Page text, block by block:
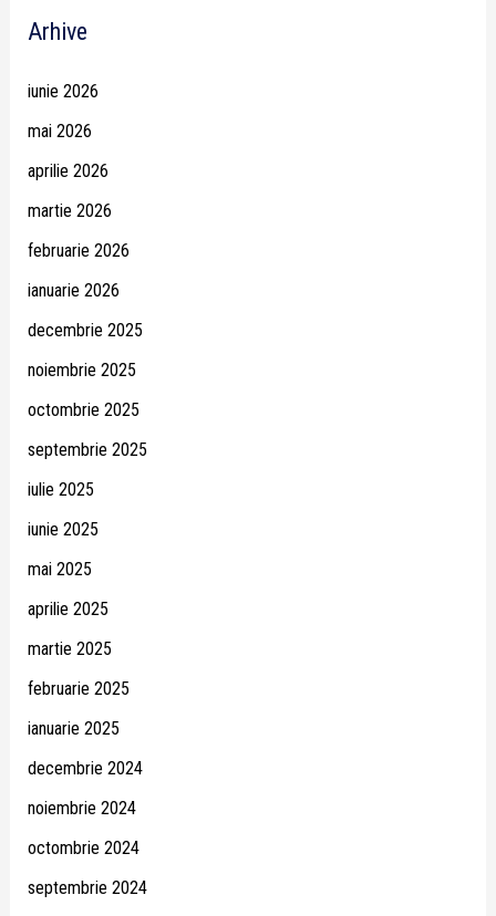
Arhive
iunie 2026
mai 2026
aprilie 2026
martie 2026
februarie 2026
ianuarie 2026
decembrie 2025
noiembrie 2025
octombrie 2025
septembrie 2025
iulie 2025
iunie 2025
mai 2025
aprilie 2025
martie 2025
februarie 2025
ianuarie 2025
decembrie 2024
noiembrie 2024
octombrie 2024
septembrie 2024